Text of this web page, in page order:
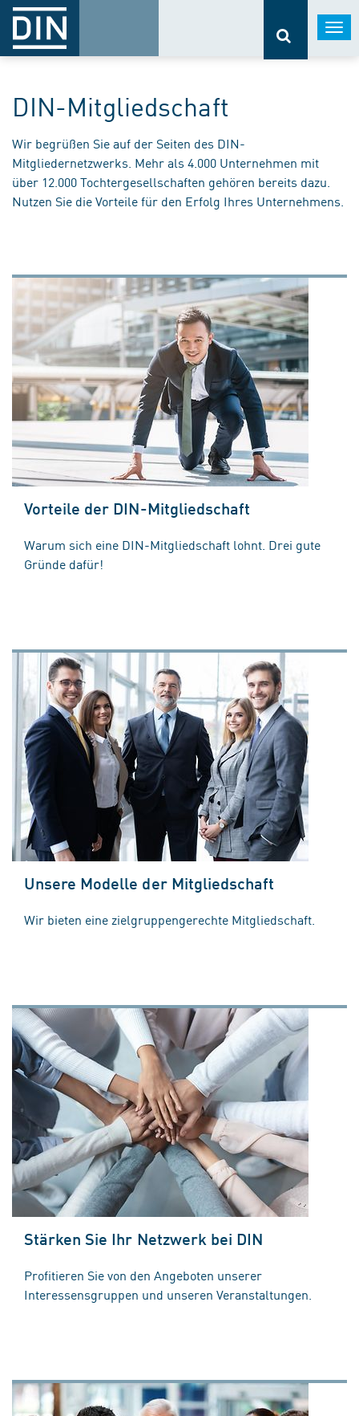
DIN-Mitgliedschaft
Wir begrüßen Sie auf der Seiten des DIN-
Mitgliedernetzwerks. Mehr als 4.000 Unternehmen mit
über 12.000 Tochtergesellschaften gehören bereits dazu.
Nutzen Sie die Vorteile für den Erfolg Ihres Unternehmens.
Vorteile der DIN-Mitgliedschaft
Warum sich eine DIN-Mitgliedschaft lohnt. Drei gute
Gründe dafür!
Unsere Modelle der Mitgliedschaft
Wir bieten eine zielgruppengerechte Mitgliedschaft.
Stärken Sie Ihr Netzwerk bei DIN
Profitieren Sie von den Angeboten unserer
Interessensgruppen und unseren Veranstaltungen.